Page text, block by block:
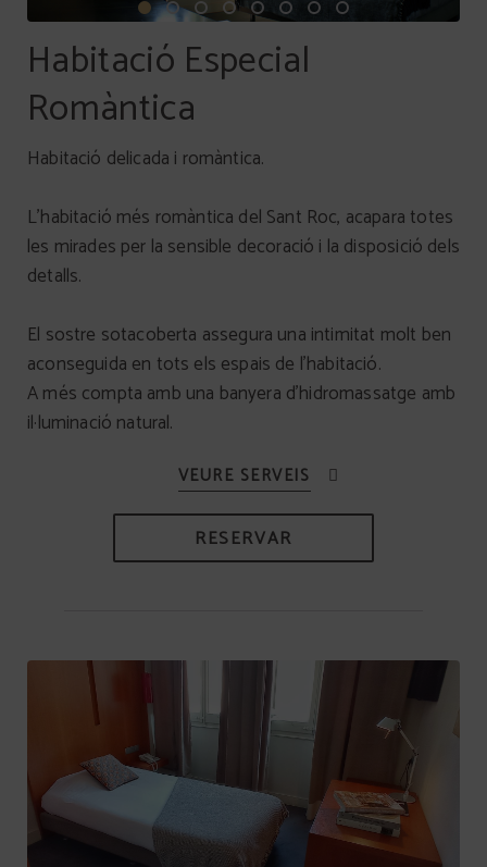
Habitació Especial
Romàntica
Habitació delicada i romàntica.
L’habitació més romàntica del Sant Roc, acapara totes
les mirades per la sensible decoració i la disposició dels
detalls.
El sostre sotacoberta assegura una intimitat molt ben
aconseguida en tots els espais de l’habitació.
A més compta amb una banyera d'hidromassatge amb
il·luminació natural.
RESERVAR